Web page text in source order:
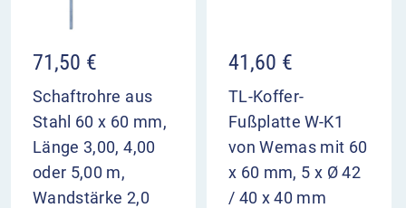
VZ 501-85 im Überblick
kündigt die Rückführung der linken Fahrstreifen
von der Gegenfahrbahn an
der rechte Fahrstreifen verschwenkt nach links
dient zur Vorwarnung der Verkehrsteilnehmer
Aufstellung 200 m und 400 m vor dem
Bezugspunkt
71,50 €
Schaftrohre aus
Stahl 60 x 60 mm,
Länge 3,00, 4,00
oder 5,00 m,
Wandstärke 2,0
41,60 €
TL-Koffer-
Fußplatte W-K1
von Wemas mit 60
x 60 mm, 5 x Ø 42
/ 40 x 40 mm